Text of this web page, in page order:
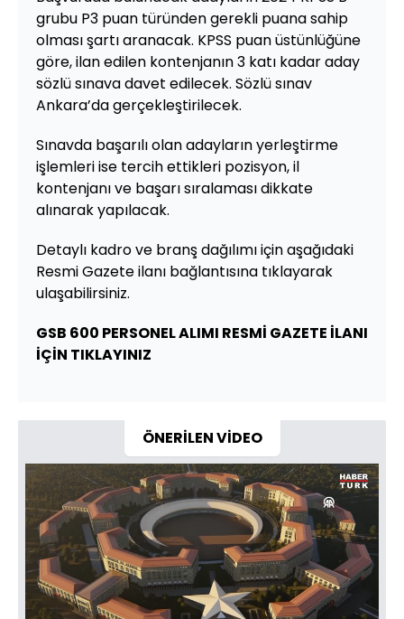
grubu P3 puan türünden gerekli puana sahip
olması şartı aranacak. KPSS puan üstünlüğüne
göre, ilan edilen kontenjanın 3 katı kadar aday
sözlü sınava davet edilecek. Sözlü sınav
Ankara’da gerçekleştirilecek.
Sınavda başarılı olan adayların yerleştirme
işlemleri ise tercih ettikleri pozisyon, il
kontenjanı ve başarı sıralaması dikkate
alınarak yapılacak.
Detaylı kadro ve branş dağılımı için aşağıdaki
Resmi Gazete ilanı bağlantısına tıklayarak
ulaşabilirsiniz.
GSB 600 PERSONEL ALIMI RESMİ GAZETE İLANI
İÇİN TIKLAYINIZ
ÖNERİLEN VİDEO
Yüklendi: